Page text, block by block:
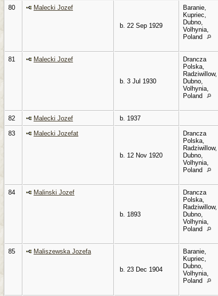
80 Malecki Jozef
b. 22 Sep 1929
Baranie,
Kupriec,
Dubno,
Volhynia,
Poland
81 Malecki Jozef
b. 3 Jul 1930
Drancza
Polska,
Radziwillow,
Dubno,
Volhynia,
Poland
82 Malecki Jozef b. 1937
83 Malecki Jozefat
b. 12 Nov 1920
Drancza
Polska,
Radziwillow,
Dubno,
Volhynia,
Poland
84 Malinski Jozef
b. 1893
Drancza
Polska,
Radziwillow,
Dubno,
Volhynia,
Poland
85 Maliszewska Jozefa
b. 23 Dec 1904
Baranie,
Kupriec,
Dubno,
Volhynia,
Poland